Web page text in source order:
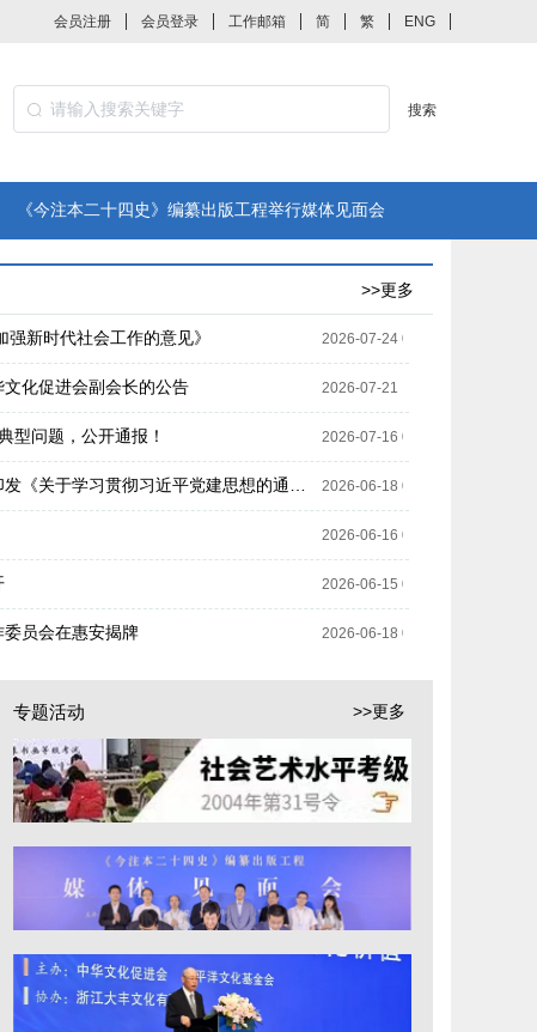
ENG
繁
简
工作邮箱
会员登录
会员注册
搜索
《今注本二十四史》编纂出版工程举行媒体见面会
播工作委员会座谈会在京召开​
>>更多
新时代社会工作的意见》 2026-07-24 00:00:00
化促进会副会长的公告 2026-07-21 12:22:12
型问题，公开通报！ 2026-07-16 09:40:18
2026-06-18 00:00:00
2026-06-16 00:00:00
2026-06-15 00:00:00
员会在惠安揭牌 2026-06-18 00:00:00
专题活动 >>更多